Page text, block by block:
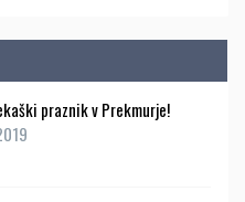
praznik v Prekmurje!